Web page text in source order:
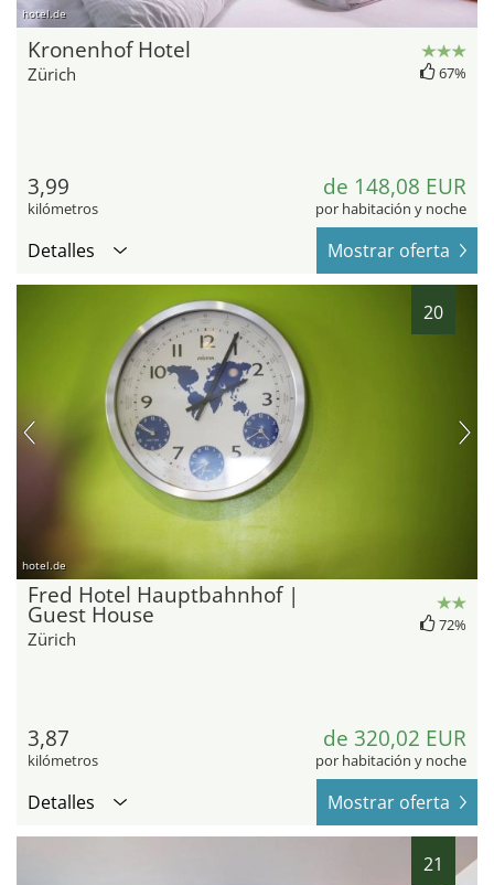
hotel.de
Kronenhof Hotel
Zürich 67%
3,99
kilómetros
de 148,08 EUR
por habitación y noche
Detalles Mostrar oferta
20
hotel.de
Fred Hotel Hauptbahnhof |
Guest House
Zürich
72%
3,87
kilómetros
de 320,02 EUR
por habitación y noche
Detalles Mostrar oferta
21